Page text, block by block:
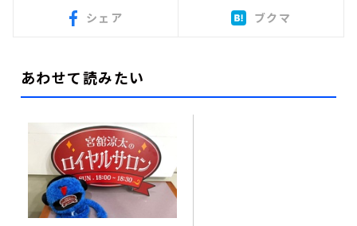
シェア ブクマ
あわせて読みたい